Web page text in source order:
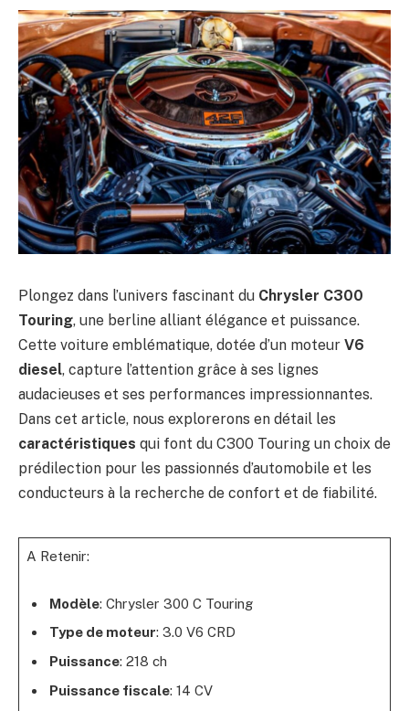
Plongez dans l’univers fascinant du Chrysler C300
Touring, une berline alliant élégance et puissance.
Cette voiture emblématique, dotée d’un moteur V6
diesel, capture l’attention grâce à ses lignes
audacieuses et ses performances impressionnantes.
Dans cet article, nous explorerons en détail les
caractéristiques qui font du C300 Touring un choix de
prédilection pour les passionnés d’automobile et les
conducteurs à la recherche de confort et de fiabilité.
A Retenir:
Modèle: Chrysler 300 C Touring
Type de moteur: 3.0 V6 CRD
Puissance: 218 ch
Puissance fiscale: 14 CV